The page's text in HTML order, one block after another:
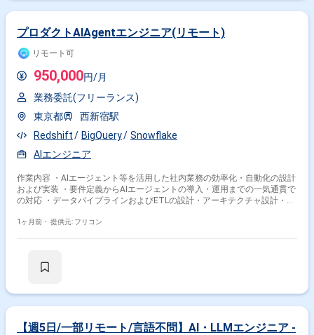
プロダクトAIAgentエンジニア(リモート)
リモート可
950,000円/月
業務委託(フリーランス)
東京都
西新宿駅
Redshift
BigQuery
Snowflake
AIエンジニア
作業内容 ・AIエージェント等を活用した社内業務の効率化・自動化の設計
および実装 ・要件定義からAIエージェントの導入・運用までの一気通貫で
の対応 ・データパイプラインおよびETLの設計・アーキテクチャ設計・実
1ヶ月前・ 提供元: フリコン
【週5日/一部リモート/言語不問】AI・LLMエンジニア -